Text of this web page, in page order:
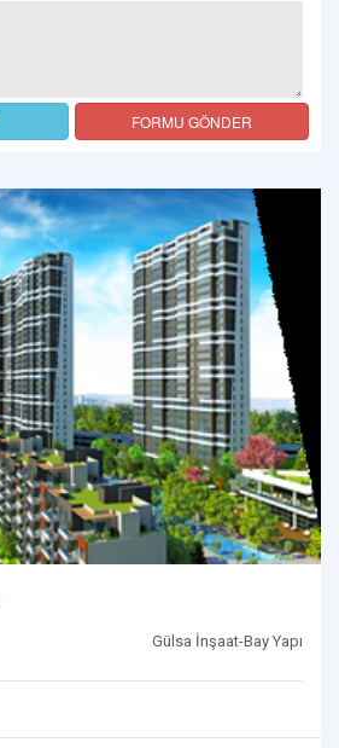
FORMU GÖNDER
Gülsa İnşaat-Bay Yapı